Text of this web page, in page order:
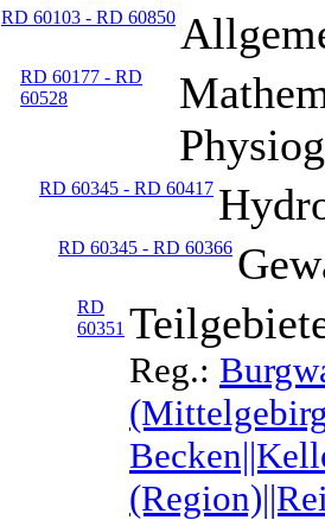
RD 60103 - RD 60850
RD 60177 - RD
60528
RD 60345 - RD 60417
RD 60345 - RD 60366
RD
60351
Reg.: